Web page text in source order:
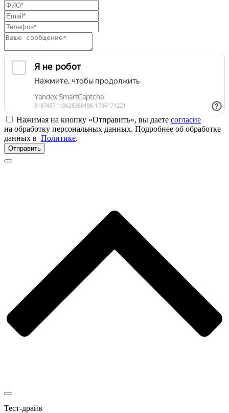
Нажимая на кнопку «Отправить», вы даете согласие
на обработку персональных данных. Подробнее об обработке
данных в Политике.
Отправить
Тест-драйв